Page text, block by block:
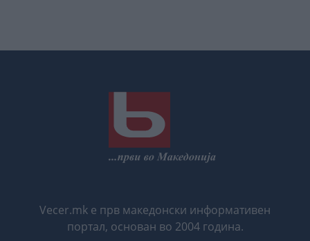
Vecer.mk е прв македонски информативен
портал, основан во 2004 година.